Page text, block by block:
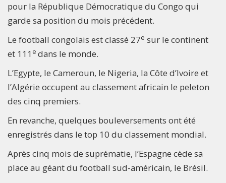
pour la République Démocratique du Congo qui
garde sa position du mois précédent.
Le football congolais est classé 27e sur le continent
et 111 e dans le monde.
L’Egypte, le Cameroun, le Nigeria, la Côte d’Ivoire et
l’Algérie occupent au classement africain le peleton
des cinq premiers.
En revanche, quelques bouleversements ont été
enregistrés dans le top 10 du classement mondial.
Après cinq mois de suprématie, l’Espagne cède sa
place au géant du football sud-américain, le Brésil.